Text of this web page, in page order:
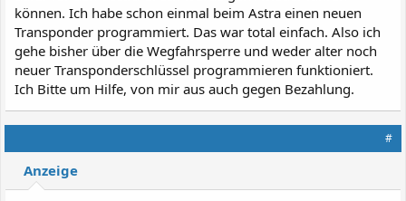
können. Ich habe schon einmal beim Astra einen neuen
Transponder programmiert. Das war total einfach. Also ich
gehe bisher über die Wegfahrsperre und weder alter noch
neuer Transponderschlüssel programmieren funktioniert.
Ich Bitte um Hilfe, von mir aus auch gegen Bezahlung.
#
Anzeige